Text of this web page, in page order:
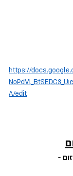
https://
A/edit
-